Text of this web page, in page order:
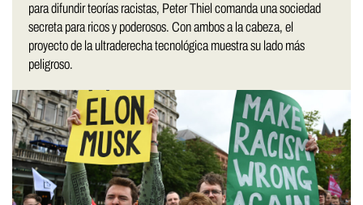
para difundir teorías racistas, Peter Thiel comanda una sociedad
secreta para ricos y poderosos. Con ambos a la cabeza, el
proyecto de la ultraderecha tecnológica muestra su lado más
peligroso.